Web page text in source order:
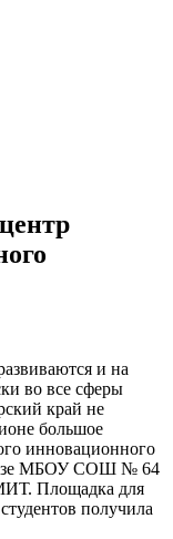
и на
во все сферы
край не
большое
инновационного
базе МБОУ СОШ № 64
Площадка для
получила